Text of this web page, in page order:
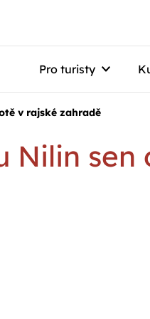
Pro turisty
v rajské zahradě
sen